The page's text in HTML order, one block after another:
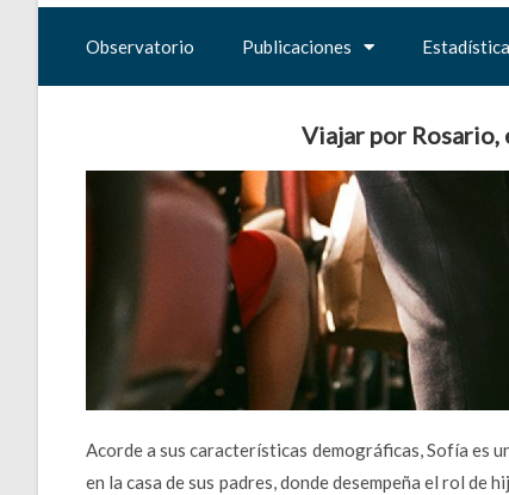
Observatorio Publicaciones
Viajar por Rosario,
Acorde a sus características demográficas, Sofía es
en la casa de sus padres, donde desempeña el rol de